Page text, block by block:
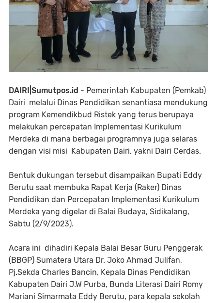
DAIRI|Sumutpos.id - Pemerintah Kabupaten (Pemkab)
Dairi melalui Dinas Pendidikan senantiasa mendukung
program Kemendikbud Ristek yang terus berupaya
melakukan percepatan Implementasi Kurikulum
Merdeka di mana berbagai programnya juga selaras
dengan visi misi Kabupaten Dairi, yakni Dairi Cerdas.
Bentuk dukungan tersebut disampaikan Bupati Eddy
Berutu saat membuka Rapat Kerja (Raker) Dinas
Pendidikan dan Percepatan Implementasi Kurikulum
Merdeka yang digelar di Balai Budaya, Sidikalang,
Sabtu (2/9/2023).
Acara ini dihadiri Kepala Balai Besar Guru Penggerak
(BBGP) Sumatera Utara Dr. Joko Ahmad Julifan,
Pj.Sekda Charles Bancin, Kepala Dinas Pendidikan
Kabupaten Dairi J.W Purba, Bunda Literasi Dairi Romy
Mariani Simarmata Eddy Berutu, para kepala sekolah